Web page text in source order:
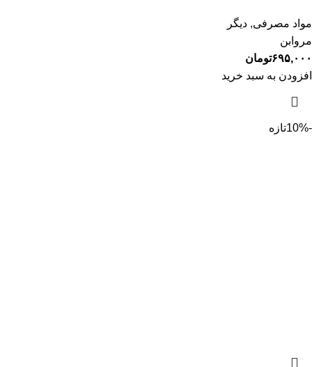
مواد مصرفی, دیگر
مروابن
۶۹۵,۰۰۰تومان
افزودن به سبد خرید
-10% تازه